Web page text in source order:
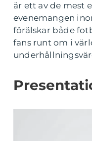
är ett av de mest
evenemangen
förälskar både
fans runt om i